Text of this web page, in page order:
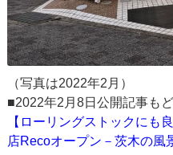
（写真は2022年2月）
■2022年2月8日公開記事もど
【ローリングストックにも
店Recoオープン－茨木の風